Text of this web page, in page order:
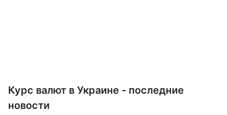
Курс валют в Украине - последние
новости